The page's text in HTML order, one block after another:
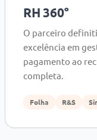
RH 360°
O parceiro
excelência em
pagamento ao
completa.
Folha R&S